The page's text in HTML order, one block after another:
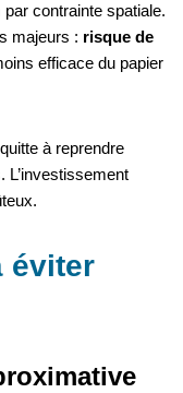
contrainte spatiale.
majeurs : risque de
efficace du papier
à reprendre
L’investissement
éviter